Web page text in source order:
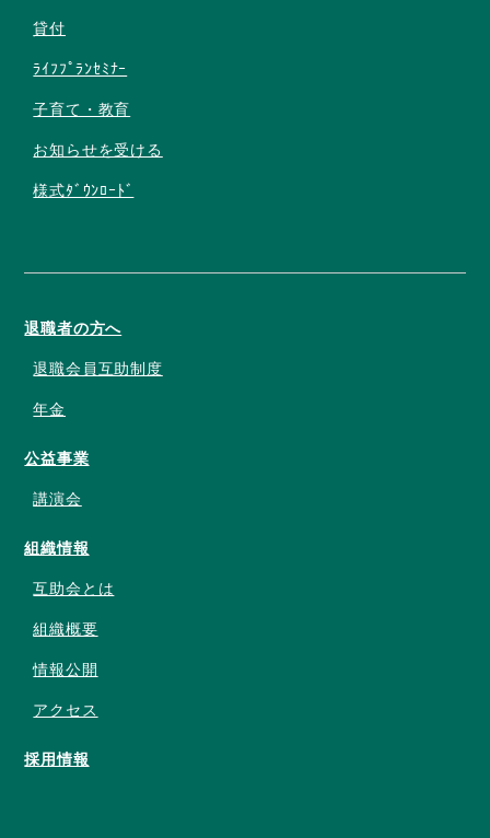
貸付
ﾗｲﾌﾌﾟﾗﾝｾﾐﾅｰ
子育て・教育
お知らせを受ける
様式ﾀﾞｳﾝﾛｰﾄﾞ
退職者の方へ
退職会員互助制度
年金
公益事業
講演会
組織情報
互助会とは
組織概要
情報公開
アクセス
採用情報